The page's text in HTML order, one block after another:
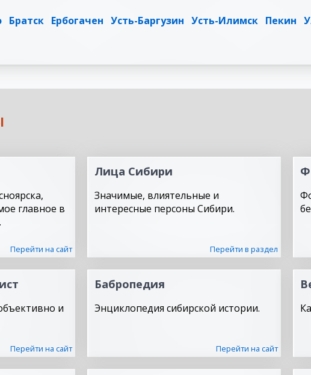
Братск Ербогачен Усть-Баргузин Усть-Илимск Пекин
главное в
Перейти на сайт
Лица Сибири
Значимые, влиятельные и
интересные персоны Сибири.
Перейти в раздел
и
Перейти на сайт
Бабропедия
Энциклопедия сибирской истории.
Перейти на сайт